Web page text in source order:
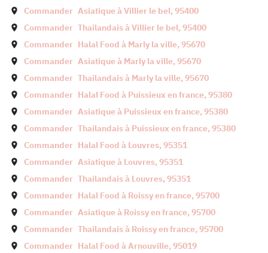
Commander Asiatique àVillier le bel,95400
Commander Thailandais àVillier le bel,95400
Commander Halal Food à Marly la ville,95670
Commander Asiatique à Marly la ville,95670
Commander Thailandais à Marly la ville,95670
Commander Halal Food à Puissieux en france,95380
Commander Asiatique à Puissieux en france,95380
Commander Thailandais à Puissieux en france,95380
Commander Halal Food à Louvres,95351
Commander Asiatique à Louvres,95351
Commander Thailandais à Louvres,95351
Commander Halal Food à Roissy en france,95700
Commander Asiatique à Roissy en france,95700
Commander Thailandais à Roissy en france,95700
Commander Halal Food àArnouville,95019